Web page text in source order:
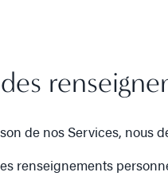
de nos Services, nous
renseignements